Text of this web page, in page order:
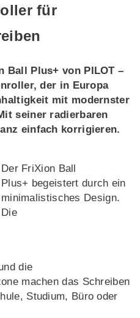
für
Ball Plus+ von PILOT –
der in Europa
mit modernster
seiner radierbaren
einfach korrigieren.
Der FriXion Ball
Plus+ begeistert durch ein
minimalistisches Design.
Die
die
machen das Schreiben
Studium, Büro oder